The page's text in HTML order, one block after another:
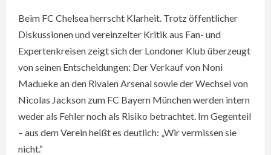
Beim FC Chelsea herrscht Klarheit. Trotz öffentlicher
Diskussionen und vereinzelter Kritik aus Fan- und
Expertenkreisen zeigt sich der Londoner Klub überzeugt
von seinen Entscheidungen: Der Verkauf von Noni
Madueke an den Rivalen Arsenal sowie der Wechsel von
Nicolas Jackson zum FC Bayern München werden intern
weder als Fehler noch als Risiko betrachtet. Im Gegenteil
– aus dem Verein heißt es deutlich: „Wir vermissen sie
nicht.“